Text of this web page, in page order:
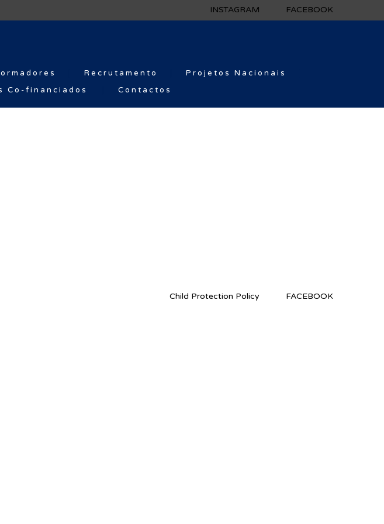
FACEBOOK
INSTAGRAM
Recrutamento
Projetos Nacionais
Co-financiados Contactos
FACEBOOK
Child Protection Policy